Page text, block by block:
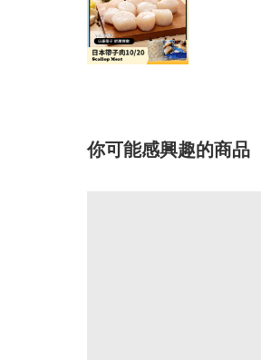
你可能感興趣的商品